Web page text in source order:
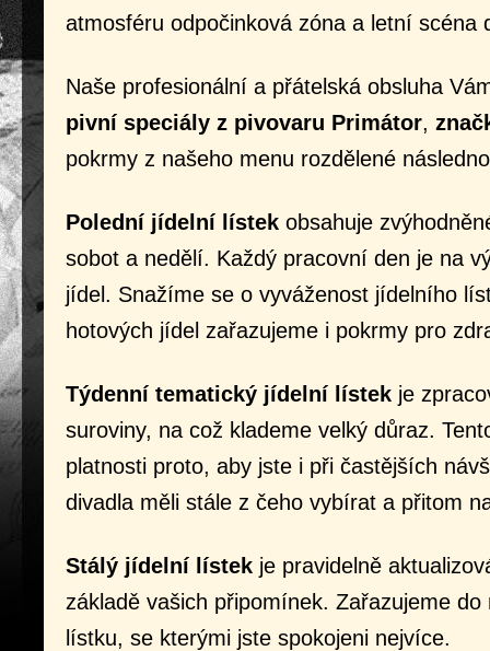
atmosféru odpočinková zóna a letní scéna
Naše profesionální a přátelská obsluha
pivní speciály z pivovaru Primátor,
pokrmy z našeho menu rozdělené
Polední jídelní lístek obsahuje
sobot a nedělí. Každý pracovní den je na
jídel. Snažíme se o vyváženost jídelního
hotových jídel zařazujeme i pokrmy pro
Týdenní tematický jídelní lístek je
suroviny, na což klademe velký důraz.
platnosti proto, aby jste i při častějších
divadla měli stále z čeho vybírat a přitom
Stálý jídelní lístek je pravidelně
základě vašich připomínek. Zařazujeme
lístku, se kterými jste spokojeni nejvíce.